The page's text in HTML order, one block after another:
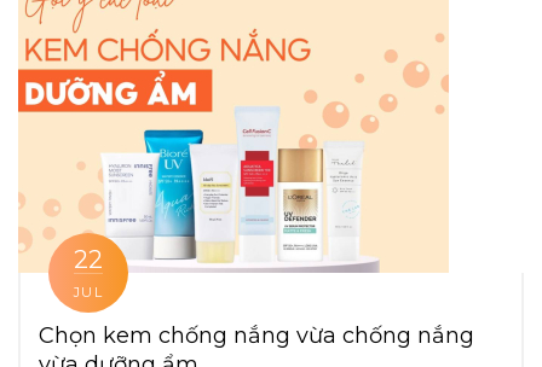
muốn tạo lớp nền nhẹ nhàng
22
JUL
Chọn kem chống nắng vừa chống nắng